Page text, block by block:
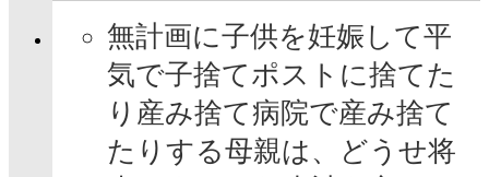
無計画に子供を妊娠して平
気で子捨てポストに捨てた
り産み捨て病院で産み捨て
たりする母親は、どうせ将